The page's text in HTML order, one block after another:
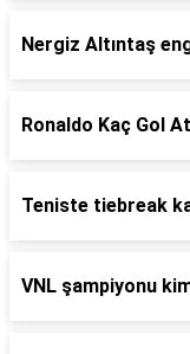
Nergiz Altıntaş
Ronaldo Kaç Gol
Teniste tiebreak
VNL şampiyonu